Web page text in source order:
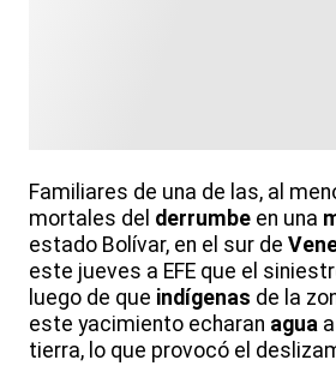
Familiares de una de las, al
mortales del derrumbe en una
estado Bolívar, en el sur de
este jueves a EFE que el
luego de que indígenas de la
este yacimiento echaran agua
tierra, lo que provocó el